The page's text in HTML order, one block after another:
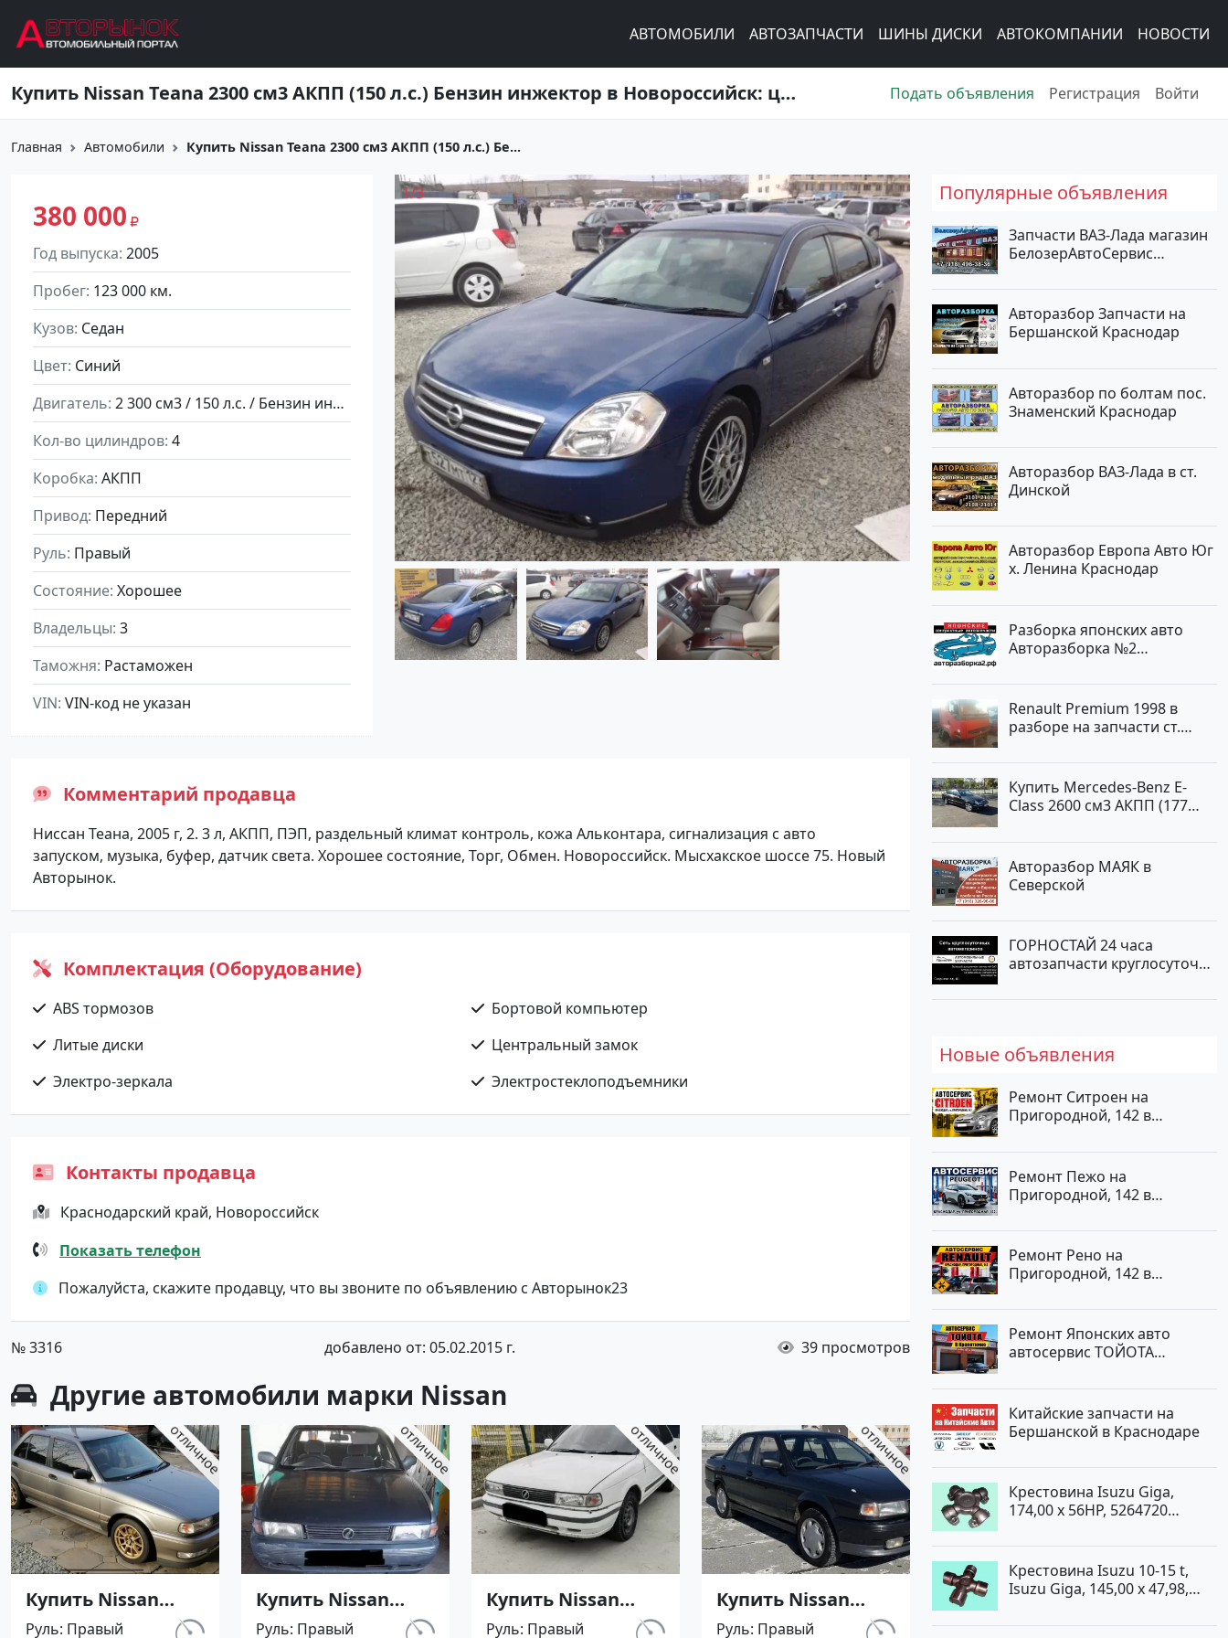
АВТОМОБИЛИ АВТОЗАПЧАСТИ ШИНЫ ДИСКИ АВТОКОМПАНИИ НОВОСТИ
Купить Nissan Teana 2300 см3 АКПП (150 л.с.) Бензин инжектор в Новороссийск: цвет Синий Седан 2005 года по цене 380000 рублей, объявление №3316 на сайте Авторынок23 Подать объявления Регистрация Войти
Главная Автомобили Купить Nissan Teana 2300 см3 АКПП (150 л.с.) Бе...
380 000
Год выпуска 2005
Пробег 123 000 км.
Кузов Седан
Цвет Синий
Двигатель
2 300 см3 / 150 л.с. / Бензин инжектор
Кол-во цилиндров 4
Коробка АКПП
Привод Передний
Руль Правый
Состояние Хорошее
Владельцы 3
Таможня Растаможен
VIN VIN-код не указан
1/3
Комментарий продавца
Ниссан Теана, 2005 г, 2. 3 л, АКПП, ПЭП, раздельный климат контроль, кожа Альконтара, сигнализация с авто
запуском, музыка, буфер, датчик света. Хорошее состояние, Торг, Обмен. Новороссийск. Мысхакское шоссе 75. Новый
Авторынок.
Комплектация (Оборудование)
ABS тормозов
Бортовой компьютер
Литые диски
Центральный замок
Электро-зеркала
Электростеклоподъемники
Контакты продавца
Краснодарский край, Новороссийск
Показать телефон
Пожалуйста, скажите продавцу, что вы звоните по объявлению с Авторынок23
№ 3316 добавлено от: 05.02.2015 г. 39 просмотров
Другие автомобили марки Nissan
Купить Nissan
Sunny '1991 АКПП
Руль Правый
Купить Nissan
Sunny '1991 АКПП
Руль Правый
Купить Nissan
SUNNY '1991 АКПП
Руль Правый
Купить Nissan
Sunny '1991 АКПП
Руль Правый
Популярные объявления
Запчасти ВАЗ-Лада магазин
БелозерАвтоСервис
Авторазбор Запчасти на
Бершанской Краснодар
Авторазбор по болтам пос.
Знаменский Краснодар
Авторазбор ВАЗ-Лада в ст.
Динской
Авторазбор Европа Авто Юг
х. Ленина Краснодар
Разборка японских авто
Авторазборка №2
Renault Premium 1998 в
разборе на запчасти ст.
Купить Mercedes-Benz E-
Class 2600 см3 АКПП (177
Новороссийскп: цвет
черный Седан 2004 года по
цене 620000 рублей,
объявление №2192 на сайте
Авторазбор МАЯК в
Северской
ГОРНОСТАЙ 24 часа
автозапчасти круглосуточно
Новые объявления
Ремонт Ситроен на
Пригородной, 142 в
Ремонт Пежо на
Пригородной, 142 в
Ремонт Рено на
Пригородной, 142 в
Ремонт Японских авто
автосервис ТОЙОТА
Китайские запчасти на
Бершанской в Краснодаре
Крестовина Isuzu Giga,
174,00 x 56HP, 5264720
Крестовина Isuzu 10-15 t,
Isuzu Giga, 145,00 x 47,98,